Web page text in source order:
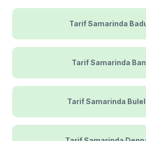
Tarif Samarinda
Tarif Samarinda
Tarif Samarinda